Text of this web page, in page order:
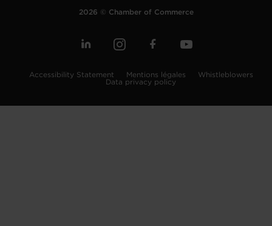
2026 © Chamber of Commerce
Accessibility Statement Mentions légales
Whistleblowers
Data privacy policy